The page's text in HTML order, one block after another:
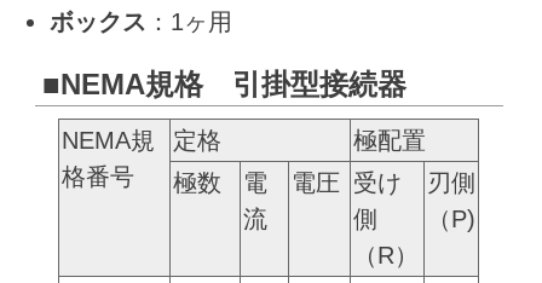
ボックス ：1ヶ用
■NEMA規格 引掛型接続器
NEMA規
格番号
定格
極配置
極数
電
流
電圧 受け
側
（R）
刃側
（P)